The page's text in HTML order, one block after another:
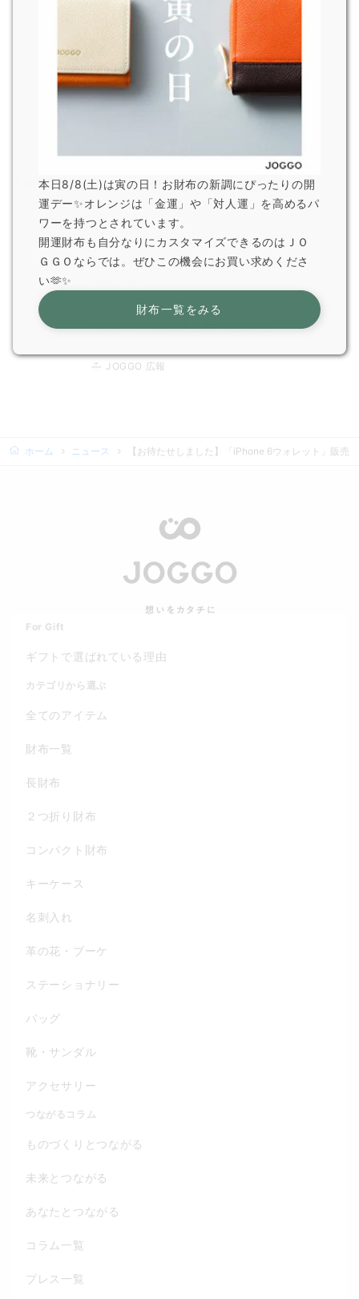
8月の営業日および超特急便停止期間のお知らせ
2026.7.29
JOGGO 広報
熊本県で発生した地震の影響による配送遅延について
JOGGO 広報
一部オプション商品販売終了のお知らせ
JOGGO 広報
ホーム ニュース 【お待たせしました】「iPhone 6ウォレット」販売
For Gift
ギフトで選ばれている理由
カテゴリから選ぶ
全てのアイテム
財布一覧
長財布
２つ折り財布
コンパクト財布
キーケース
名刺入れ
革の花・ブーケ
ステーショナリー
バッグ
靴・サンダル
アクセサリー
つながるコラム
ものづくりとつながる
未来とつながる
あなたとつながる
コラム一覧
プレス一覧
本日8/8(土)は寅の日！お財布の新調にぴったりの開
運デー✨オレンジは「金運」や「対人運」を高めるパ
ワーを持つとされています。
開運財布も自分なりにカスタマイズできるのはＪＯ
ＧＧＯならでは。ぜひこの機会にお買い求めくださ
い🫶✨
財布一覧をみる